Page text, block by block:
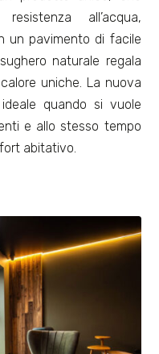
all’acqua,
un pavimento di facile
naturale regala
uniche. La nuova
quando si vuole
e allo stesso tempo
abitativo.